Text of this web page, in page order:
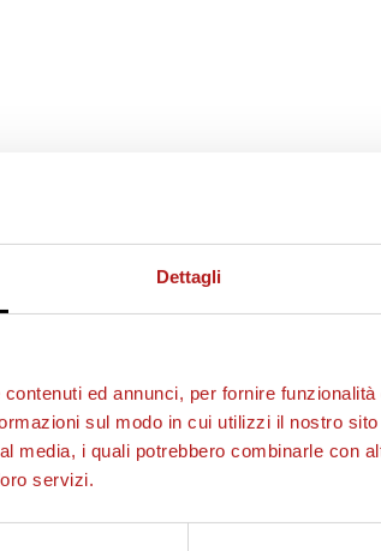
Dettagli
ed annunci, per fornire
sul modo in cui utilizzi il nostro
media, i quali potrebbero combinarle con
servizi.